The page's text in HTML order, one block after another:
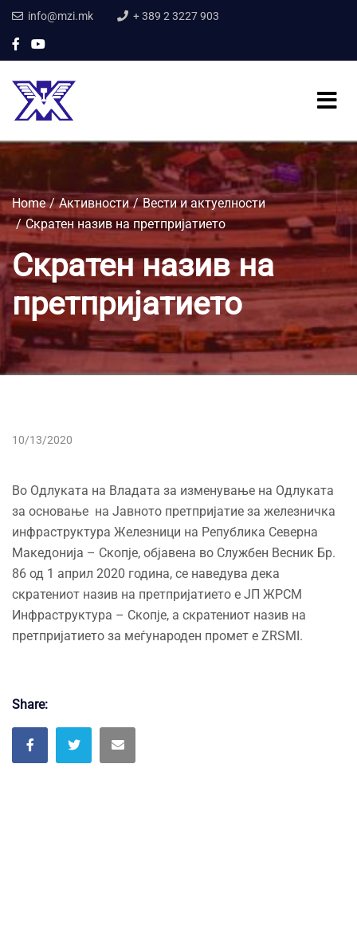
info@mzi.mk + 389 2 3227 903
Home Активности
Вести и актуелности
Скратен назив на претпријатието
Скратен назив на
претпријатието
10/13/2020
Во Одлуката на Владата за изменување на Одлуката
за основање на Јавното претпријатие за железничка
инфраструктура Железници на Република Северна
Македонија – Скопје, објавена во Службен Весник Бр.
86 од 1 април 2020 година, се наведува дека
скратениот назив на претпријатието е ЈП ЖРСМ
Инфраструктура – Скопје, а скратениот назив на
претпријатието за меѓународен промет е ZRSMI.
Share: